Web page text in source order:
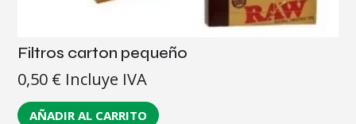
Filtros carton pequeño
0,50 € Incluye IVA
AÑADIR AL CARRITO